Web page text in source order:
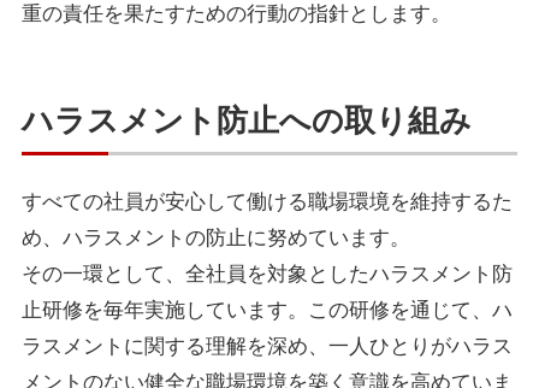
重の責任を果たすための行動の指針とします。
ハラスメント防止への取り組み
すべての社員が安心して働ける職場環境を維持するた
め、ハラスメントの防止に努めています。
その一環として、全社員を対象としたハラスメント防
止研修を毎年実施しています。この研修を通じて、ハ
ラスメントに関する理解を深め、一人ひとりがハラス
メントのない健全な職場環境を築く意識を高めていま